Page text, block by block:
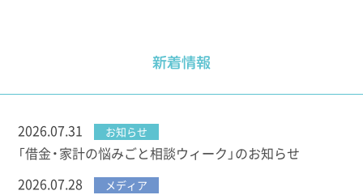
新着情報
2026.07.31 お知らせ
「借金・家計の悩みごと相談ウィーク」のお知らせ
2026.07.28
メディア